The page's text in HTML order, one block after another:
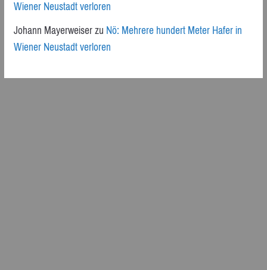
Wiener Neustadt verloren
Johann MayerweiserzuNö: Mehrere hundert Meter Hafer in
Wiener Neustadt verloren